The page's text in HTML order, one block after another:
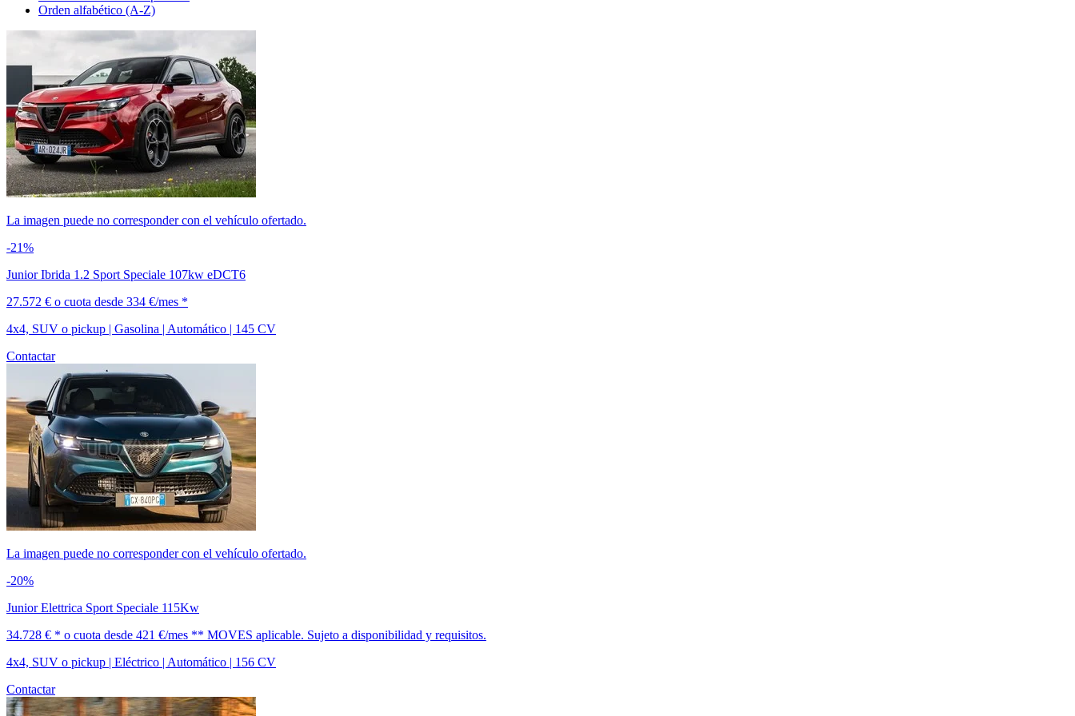
Orden alfabético (A-Z)
La imagen puede no corresponder con el vehículo ofertado.
-21%
Junior Ibrida 1.2 Sport Speciale 107kw eDCT6
27.572 € o cuota desde 334 €/mes *
4x4, SUV o pickup | Gasolina | Automático | 145 CV
Contactar
La imagen puede no corresponder con el vehículo ofertado.
-20%
Junior Elettrica Sport Speciale 115Kw
34.728 € * o cuota desde 421 €/mes ** MOVES aplicable. Sujeto a disponibilidad y requisitos.
4x4, SUV o pickup | Eléctrico | Automático | 156 CV
Contactar